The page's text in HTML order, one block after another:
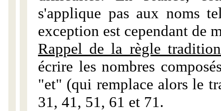
s'applique pas aux noms
exception est cependant de
Rappel de la règle
écrire les nombres
"et" (qui remplace alors le
31, 41, 51, 61 et 71.